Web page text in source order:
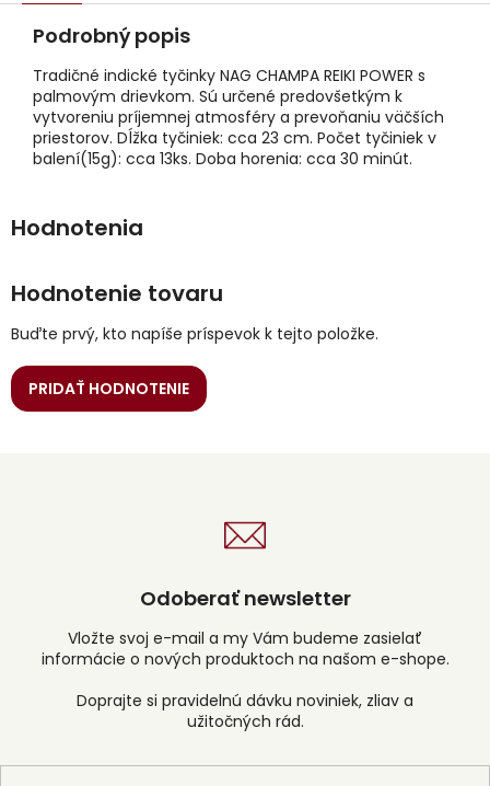
Podrobný popis
Tradičné indické tyčinky NAG CHAMPA REIKI POWER s
palmovým drievkom. Sú určené predovšetkým k
vytvoreniu príjemnej atmosféry a prevoňaniu väčších
priestorov. Dĺžka tyčiniek: cca 23 cm. Počet tyčiniek v
balení(15g): cca 13ks. Doba horenia: cca 30 minút.
Hodnotenie tovaru
Buďte prvý, kto napíše príspevok k tejto položke.
PRIDAŤ HODNOTENIE
Odoberať newsletter
Vložte svoj e-mail a my Vám budeme zasielať
informácie o nových produktoch na našom e-shope.